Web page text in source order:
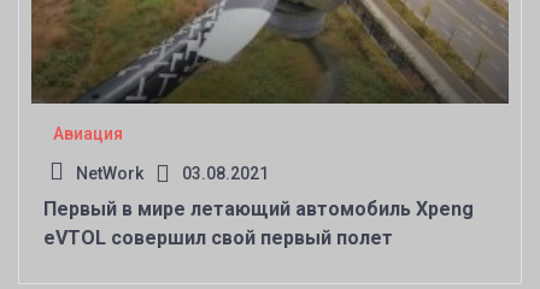
Авиация
NetWork 03.08.2021
Первый в мире летающий автомобиль Xpeng
eVTOL совершил свой первый полет